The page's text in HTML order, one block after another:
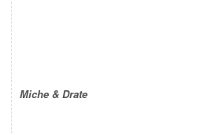
Miche & Drate